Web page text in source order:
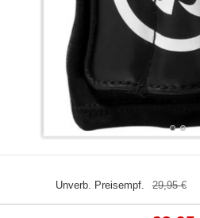
Unverb. Preisempf. 29,95 €